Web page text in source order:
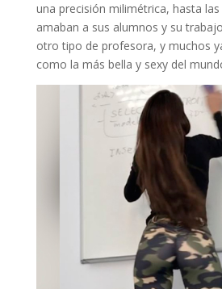
una precisión milimétrica, hasta
amaban a sus alumnos y su
otro tipo de profesora, y muchos
como la más bella y sexy del